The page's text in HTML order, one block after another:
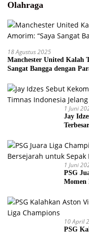
Olahraga
18 Agustus 2025
Manchester United Kalah
Sangat Bangga dengan
1 Juni
Jay
1 Juni
PSG
Momen
10 April
PSG